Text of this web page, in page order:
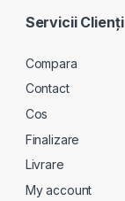
Servicii Clienţi
Compara
Contact
Cos
Finalizare
Livrare
My account